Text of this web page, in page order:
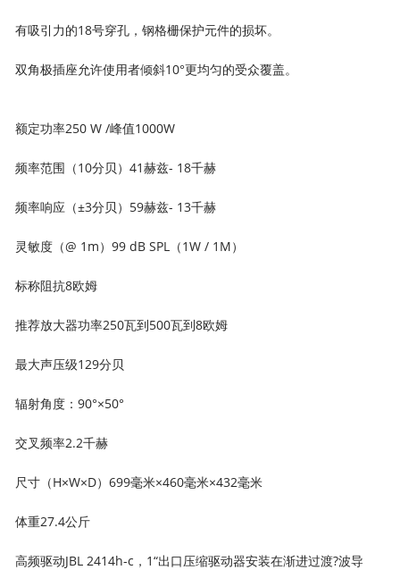
有吸引力的18号穿孔，钢格栅保护元件的损坏。
双角极插座允许使用者倾斜10°更均匀的受众覆盖。
额定功率250 W /峰值1000W
频率范围（10分贝）41赫兹- 18千赫
频率响应（±3分贝）59赫兹- 13千赫
灵敏度（@ 1m）99 dB SPL（1W / 1M）
标称阻抗8欧姆
推荐放大器功率250瓦到500瓦到8欧姆
最大声压级129分贝
辐射角度：90°×50°
交叉频率2.2千赫
尺寸（H×W×D）699毫米×460毫米×432毫米
体重27.4公斤
高频驱动JBL 2414h-c，1“出口压缩驱动器安装在渐进过渡?波导